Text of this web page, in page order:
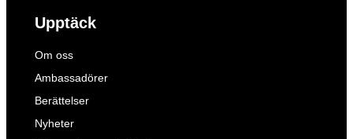
Upptäck
Om oss
Ambassadörer
Berättelser
Nyheter